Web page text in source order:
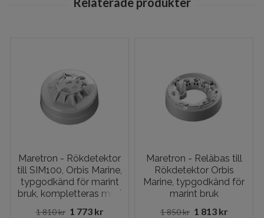
Maretron - Rökdetektor
till SIM100, Orbis Marine,
typgodkänd för marint
bruk, kompletteras med
1 810 kr 1 773 kr
Maretron - Reläbas till
Rökdetektor Orbis
Marine, typgodkänd för
marint bruk
1 850 kr 1 813 kr